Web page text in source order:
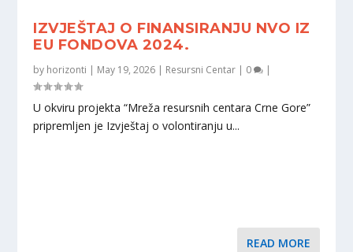
IZVJEŠTAJ O FINANSIRANJU NVO IZ
EU FONDOVA 2024.
by horizonti | May 19, 2026 | Resursni Centar | 0 |
U okviru projekta “Mreža resursnih centara Crne Gore”
pripremljen je Izvještaj o volontiranju u...
READ MORE